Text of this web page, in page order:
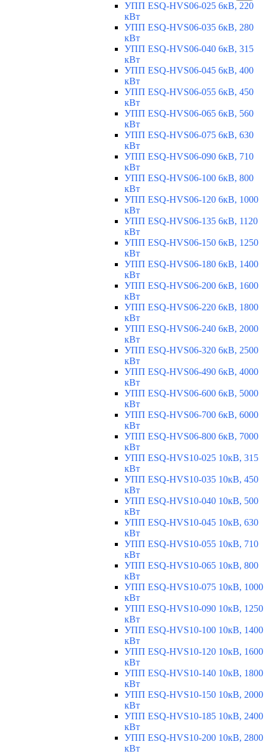
УПП ESQ-HVS06-025 6кВ, 220
кВт
УПП ESQ-HVS06-035 6кВ, 280
кВт
УПП ESQ-HVS06-040 6кВ, 315
кВт
УПП ESQ-HVS06-045 6кВ, 400
кВт
УПП ESQ-HVS06-055 6кВ, 450
кВт
УПП ESQ-HVS06-065 6кВ, 560
кВт
УПП ESQ-HVS06-075 6кВ, 630
кВт
УПП ESQ-HVS06-090 6кВ, 710
кВт
УПП ESQ-HVS06-100 6кВ, 800
кВт
УПП ESQ-HVS06-120 6кВ, 1000
кВт
УПП ESQ-HVS06-135 6кВ, 1120
кВт
УПП ESQ-HVS06-150 6кВ, 1250
кВт
УПП ESQ-HVS06-180 6кВ, 1400
кВт
УПП ESQ-HVS06-200 6кВ, 1600
кВт
УПП ESQ-HVS06-220 6кВ, 1800
кВт
УПП ESQ-HVS06-240 6кВ, 2000
кВт
УПП ESQ-HVS06-320 6кВ, 2500
кВт
УПП ESQ-HVS06-490 6кВ, 4000
кВт
УПП ESQ-HVS06-600 6кВ, 5000
кВт
УПП ESQ-HVS06-700 6кВ, 6000
кВт
УПП ESQ-HVS06-800 6кВ, 7000
кВт
УПП ESQ-HVS10-025 10кВ, 315
кВт
УПП ESQ-HVS10-035 10кВ, 450
кВт
УПП ESQ-HVS10-040 10кВ, 500
кВт
УПП ESQ-HVS10-045 10кВ, 630
кВт
УПП ESQ-HVS10-055 10кВ, 710
кВт
УПП ESQ-HVS10-065 10кВ, 800
кВт
УПП ESQ-HVS10-075 10кВ, 1000
кВт
УПП ESQ-HVS10-090 10кВ, 1250
кВт
УПП ESQ-HVS10-100 10кВ, 1400
кВт
УПП ESQ-HVS10-120 10кВ, 1600
кВт
УПП ESQ-HVS10-140 10кВ, 1800
кВт
УПП ESQ-HVS10-150 10кВ, 2000
кВт
УПП ESQ-HVS10-185 10кВ, 2400
кВт
УПП ESQ-HVS10-200 10кВ, 2800
кВт